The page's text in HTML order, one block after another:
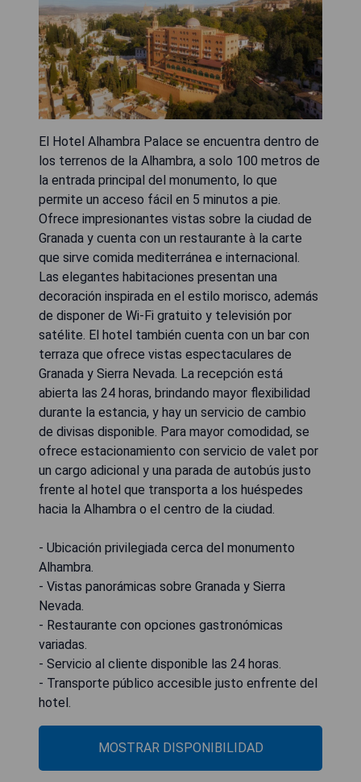
El Hotel Alhambra Palace se encuentra dentro de
los terrenos de la Alhambra, a solo 100 metros de
la entrada principal del monumento, lo que
permite un acceso fácil en 5 minutos a pie.
Ofrece impresionantes vistas sobre la ciudad de
Granada y cuenta con un restaurante à la carte
que sirve comida mediterránea e internacional.
Las elegantes habitaciones presentan una
decoración inspirada en el estilo morisco, además
de disponer de Wi-Fi gratuito y televisión por
satélite. El hotel también cuenta con un bar con
terraza que ofrece vistas espectaculares de
Granada y Sierra Nevada. La recepción está
abierta las 24 horas, brindando mayor flexibilidad
durante la estancia, y hay un servicio de cambio
de divisas disponible. Para mayor comodidad, se
ofrece estacionamiento con servicio de valet por
un cargo adicional y una parada de autobús justo
frente al hotel que transporta a los huéspedes
hacia la Alhambra o el centro de la ciudad.
- Ubicación privilegiada cerca del monumento
Alhambra.
- Vistas panorámicas sobre Granada y Sierra
Nevada.
- Restaurante con opciones gastronómicas
variadas.
- Servicio al cliente disponible las 24 horas.
- Transporte público accesible justo enfrente del
hotel.
MOSTRAR DISPONIBILIDAD